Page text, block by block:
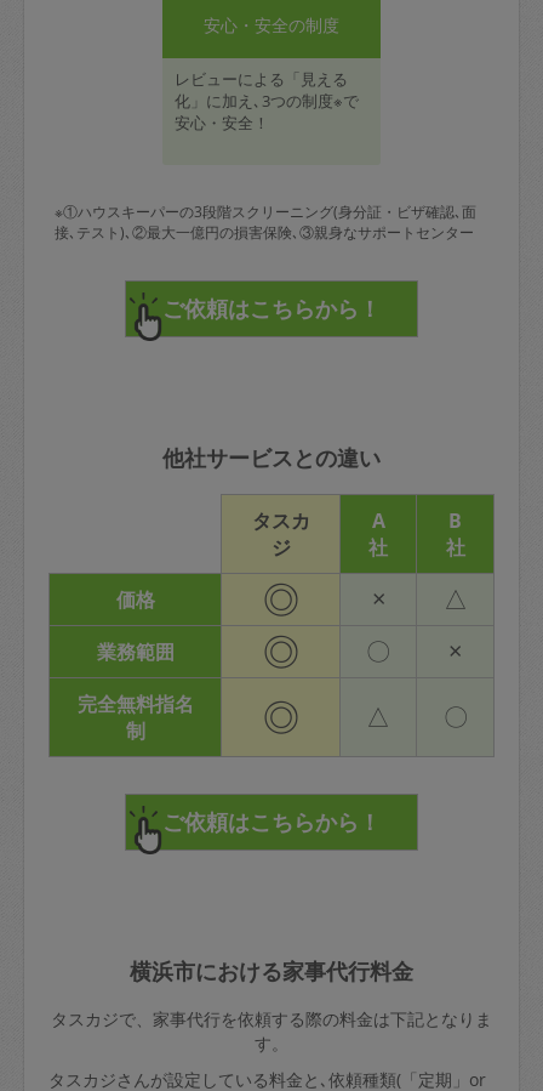
安心・安全の制度
レビューによる「見える
化」に加え､3つの制度※で
安心・安全！
※①ハウスキーパーの3段階スクリーニング(身分証・ビザ確認､面
接､テスト)､②最大一億円の損害保険､③親身なサポートセンター
他社サービスとの違い
タスカ
ジ
A
社
B
社
価格
◎ × △
業務範囲 ◎ 〇 ×
完全無料指名
制
◎ △ 〇
横浜市における家事代行料金
タスカジで、家事代行を依頼する際の料金は下記となりま
す。
タスカジさんが設定している料金と､依頼種類(「定期」or